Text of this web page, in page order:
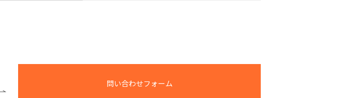
問い合わせフォーム